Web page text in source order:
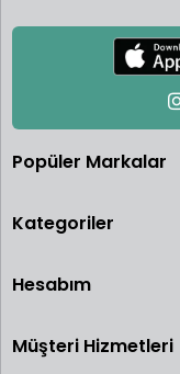
Popüler Markalar
Kategoriler
Hesabım
Müşteri Hizmetleri